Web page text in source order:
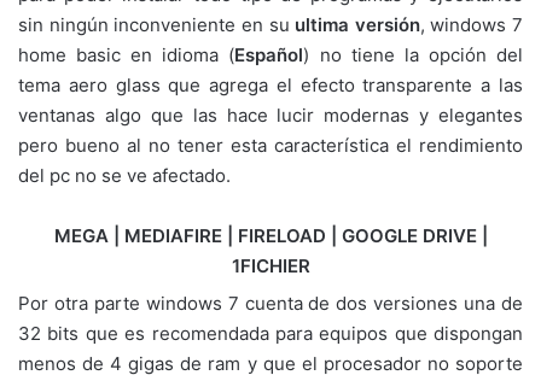
sin ningún inconveniente en su ultima versión, windows 7
home basic en idioma (Español) no tiene la opción del
tema aero glass que agrega el efecto transparente a las
ventanas algo que las hace lucir modernas y elegantes
pero bueno al no tener esta característica el rendimiento
del pc no se ve afectado.
MEGA | MEDIAFIRE | FIRELOAD | GOOGLE DRIVE |
1FICHIER
Por otra parte windows 7 cuenta de dos versiones una de
32 bits que es recomendada para equipos que dispongan
menos de 4 gigas de ram y que el procesador no soporte